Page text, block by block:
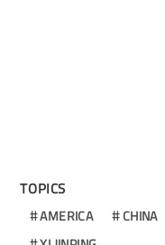
TOPICS
AMERICA CHINA